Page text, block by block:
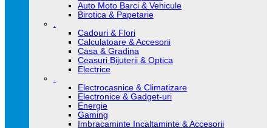
Auto Moto Barci & Vehicule
Birotica & Papetarie
.
Cadouri & Flori
Calculatoare & Accesorii
Casa & Gradina
Ceasuri Bijuterii & Optica
Electrice
.
Electrocasnice & Climatizare
Electronice & Gadget-uri
Energie
Gaming
Imbracaminte Incaltaminte & Accesorii